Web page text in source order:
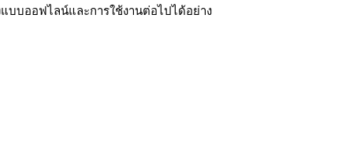
บบออฟไลน์และการใช้งานต่อไปได้อย่าง